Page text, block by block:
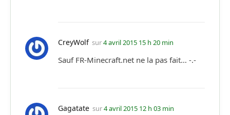
CreyWolf sur4 avril 2015 15 h 20 min
Sauf FR-Minecraft.net ne la pas fait… -.-
Gagatate sur4 avril 2015 12 h 03 min